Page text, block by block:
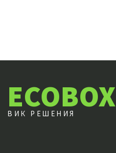
ECOBOX
ВИК РЕШЕНИЯ